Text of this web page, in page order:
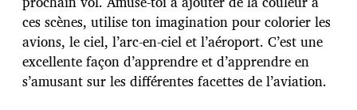
t
i
o
n
ces scènes, utilise ton imagination pour colorier les
avions, le ciel, l’arc-en-ciel et l’aéroport. C’est une
excellente façon d’apprendre et d’apprendre en
s’amusant sur les différentes facettes de l’aviation.